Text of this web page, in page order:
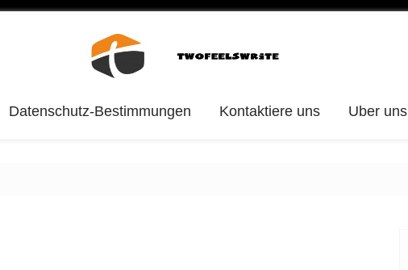
Datenschutz-Bestimmungen Kontaktiere uns Uber uns